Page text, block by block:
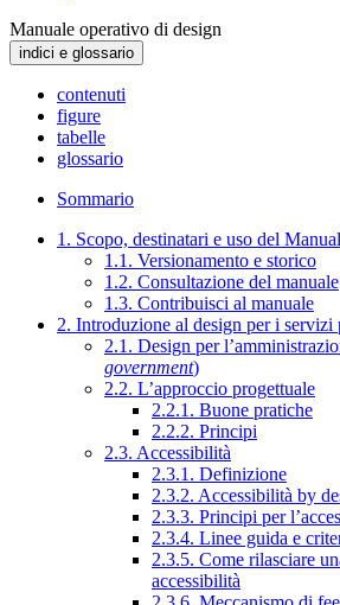
Manuale operativo di design
indici e glossario
contenuti
figure
tabelle
glossario
Sommario
1. Scopo, destinatari e uso del
1.1. Versionamento e storico
1.2. Consultazione del manuale
1.3. Contribuisci al manuale
2. Introduzione al design per i
2.1. Design per
government)
2.2. L’approccio progettuale
2.2.1. Buone pratiche
2.2.2. Principi
2.3. Accessibilità
2.3.1. Definizione
2.3.2. Accessibilità by
2.3.3. Principi per
2.3.4. Linee guida e
2.3.5. Come rilasciare
accessibilità